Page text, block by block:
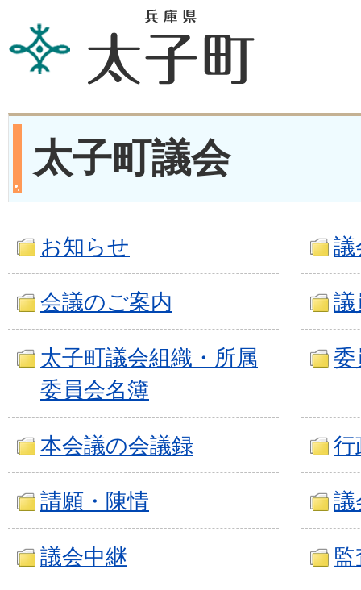
太子町議会
お知らせ 議
会議のご案内 議
太子町議会組織・所属
委員会名簿
委
本会議の会議録 行
請願・陳情 議
議会中継